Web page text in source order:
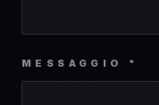
MESSAGGIO *